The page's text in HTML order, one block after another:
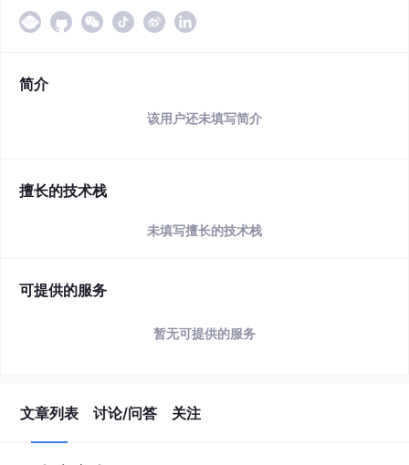
简介
该用户还未填写简介
擅长的技术栈
未填写擅长的技术栈
可提供的服务
暂无可提供的服务
文章列表 讨论/问答 关注